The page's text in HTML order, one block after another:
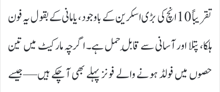
تقریباً 10 انچ کی بڑی اسکرین کے باوجود، یامانی کے بقول یہ فون
ہلکا، پتلا اور آسانی سے قابلِ حمل ہے۔ اگرچہ مارکیٹ میں تین
حصوں میں فولڈ ہونے والے فونز پہلے بھی آ چکے ہیں—جیسے